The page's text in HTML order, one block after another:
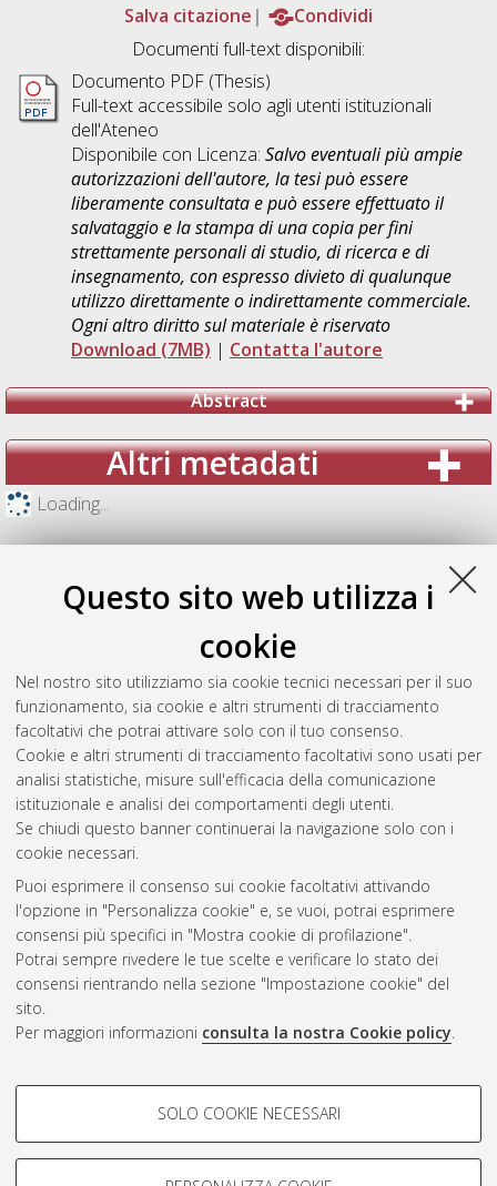
Questo sito web utilizza i
cookie
Nel nostro sito utilizziamo sia cookie tecnici necessari per il suo
funzionamento, sia cookie e altri strumenti di tracciamento
facoltativi che potrai attivare solo con il tuo consenso.
Cookie e altri strumenti di tracciamento facoltativi sono usati per
analisi statistiche, misure sull'efficacia della comunicazione
istituzionale e analisi dei comportamenti degli utenti.
Se chiudi questo banner continuerai la navigazione solo con i
cookie necessari.
Puoi esprimere il consenso sui cookie facoltativi attivando
l'opzione in "Personalizza cookie" e, se vuoi, potrai esprimere
consensi più specifici in "Mostra cookie di profilazione".
Potrai sempre rivedere le tue scelte e verificare lo stato dei
consensi rientrando nella sezione "Impostazione cookie" del
sito.
Per maggiori informazioni consulta la nostra Cookie policy.
COOKIE DI PROFILAZIONE -
Si tratta di cookie utilizzati per analizzare le caratteristiche della
SOLO COOKIE NECESSARI
Salva citazione
Condividi
Documenti full-text disponibili:
Documento PDF (Thesis)
Full-text accessibile solo agli utenti istituzionali
dell'Ateneo
Disponibile con Licenza: Salvo eventuali più ampie
autorizzazioni dell'autore, la tesi può essere
liberamente consultata e può essere effettuato il
salvataggio e la stampa di una copia per fini
strettamente personali di studio, di ricerca e di
insegnamento, con espresso divieto di qualunque
utilizzo direttamente o indirettamente commerciale.
Ogni altro diritto sul materiale è riservato
Download (7MB) | Contatta l'autore
Abstract
Altri metadati
Loading...
Gestione del documento:
Atom
Rss 1.0
Rss 2.0
AMS Laurea
Impostazioni Cookie
Informativa sulla privacy
Condizioni d’uso del sito